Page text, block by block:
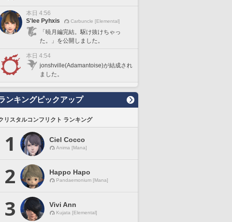
本日 4:56
S'lee Pyhxis
Carbuncle [Elemental]
「暁月編完結。駆け抜けちゃっ
た。」を公開しました。
本日 4:54
jonshville(Adamantoise)が結成され
ました。
ンキングピックアップ
リスタルコンフリクト ランキング
1 Ciel Cocco
Anima [Mana]
2 Happo Hapo
Pandaemonium [Mana]
3 Vivi Ann
Kujata [Elemental]